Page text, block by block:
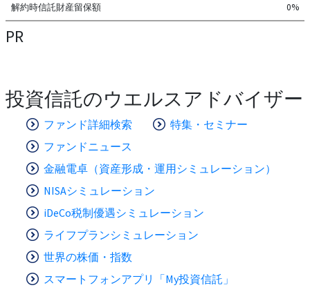
解約時信託財産留保額 0%
PR
投資信託のウエルスアドバイザー
ファンド詳細検索
特集・セミナー
ファンドニュース
金融電卓（資産形成・運用シミュレーション）
NISAシミュレーション
iDeCo税制優遇シミュレーション
ライフプランシミュレーション
世界の株価・指数
スマートフォンアプリ「My投資信託」